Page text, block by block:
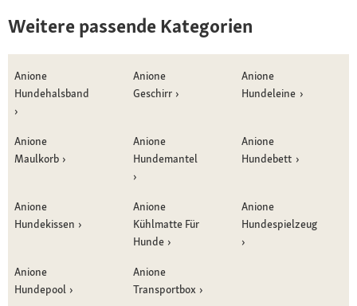
Weitere passende Kategorien
Anione
Hundehalsband
Anione
Geschirr
Anione
Hundeleine
Anione
Maulkorb
Anione
Hundemantel
Anione
Hundebett
Anione
Hundekissen
Anione
Kühlmatte Für
Hunde
Anione
Hundespielzeug
Anione
Hundepool
Anione
Transportbox